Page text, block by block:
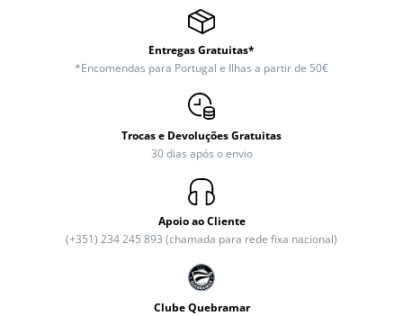
Entregas Gratuitas*
*Encomendas para Portugal e Ilhas a partir de 50€
Trocas e Devoluções Gratuitas
30 dias após o envio
Apoio ao Cliente
(+351) 234 245 893 (chamada para rede fixa nacional)
Clube Quebramar